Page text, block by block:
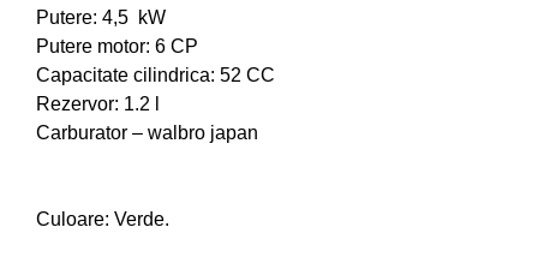
Tocatoare de furaje
Putere: 4,5 kW
Putere motor: 6 CP
Capacitate cilindrica: 52 CC
Rezervor: 1.2 l
Carburator – walbro japan
Culoare: Verde.